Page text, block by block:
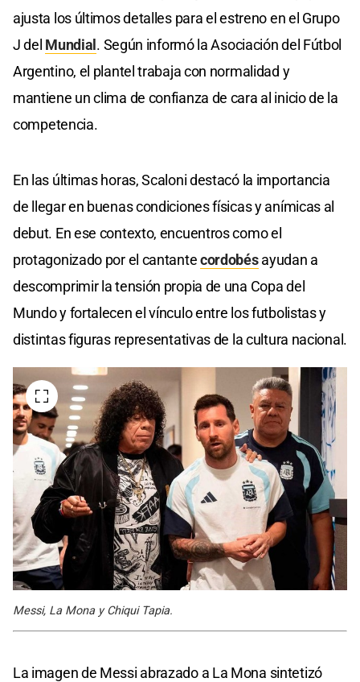
ajusta los últimos detalles para el estreno en el Grupo
J del Mundial. Según informó la Asociación del Fútbol
Argentino, el plantel trabaja con normalidad y
mantiene un clima de confianza de cara al inicio de la
competencia.
En las últimas horas, Scaloni destacó la importancia
de llegar en buenas condiciones físicas y anímicas al
debut. En ese contexto, encuentros como el
protagonizado por el cantantecordobésayudan a
descomprimir la tensión propia de una Copa del
Mundo y fortalecen el vínculo entre los futbolistas y
distintas figuras representativas de la cultura nacional.
Messi, La Mona y Chiqui Tapia.
La imagen de Messi abrazado a La Mona sintetizó